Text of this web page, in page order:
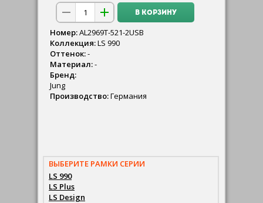
В КОРЗИНУ
ВЫБЕРИТЕ РАМКИ СЕРИИ
LS 990
LS Plus
LS Design
Номер:AL2969T-521-2USB
Коллекция:LS 990
Оттенок:-
Материал:-
Бренд:
Jung
Производство:Германия